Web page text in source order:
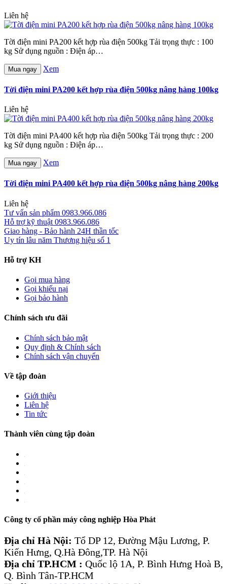
Liên hệ
Tời điện mini PA200 kết hợp rùa điện 500kg Tải trọng thực : 100
kg Sử dụng nguồn : Điện áp…
Mua ngay Xem
Tời điện mini PA200 kết hợp rùa điện 500kg nâng hàng 100kg
Liên hệ
Tời điện mini PA400 kết hợp rùa điện 500kg Tải trọng thực : 200
kg Sử dụng nguồn : Điện áp…
Mua ngay Xem
Tời điện mini PA400 kết hợp rùa điện 500kg nâng hàng 200kg
Liên hệ
Tư vấn sản phẩm 0983.966.086
Hỗ trợ kỹ thuật 0983.966.086
Giao hàng - Bảo hành 24H thần tốc
Uy tín lâu năm Thương hiệu số 1
Hỗ trợ KH
Gọi mua hàng
Gọi khiếu nại
Gọi bảo hành
Chính sách ưu đãi
Chính sách bảo mật
Quy định & Chính sách
Chính sách vận chuyển
Về tập đoàn
Giới thiệu
Liên hệ
Tin tức
Thành viên cùng tập đoàn
Công ty cổ phần máy công nghiệp Hòa Phát
Địa chỉ Hà Nội: Tổ DP 12, Đường Mậu Lương, P.
Kiến Hưng, Q.Hà Đông,TP. Hà Nội
Địa chỉ TP.HCM : Quốc lộ 1A, P. Bình Hưng Hoà B,
Q. Bình Tân-TP.HCM